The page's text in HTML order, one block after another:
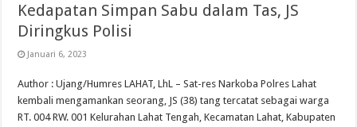
Kedapatan Simpan Sabu dalam Tas, JS
Diringkus Polisi
Januari 6, 2023
Author : Ujang/Humres LAHAT, LhL – Sat-res Narkoba Polres Lahat
kembali mengamankan seorang, JS (38) tang tercatat sebagai warga
RT. 004 RW. 001 Kelurahan Lahat Tengah, Kecamatan Lahat, Kabupaten